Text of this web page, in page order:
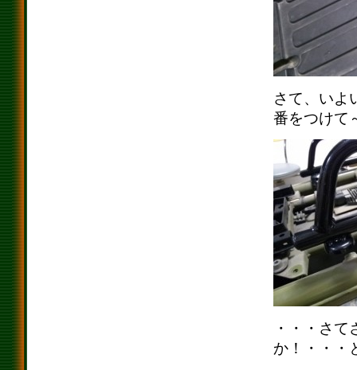
さて、いよ
番をつけて
・・・さ
か！・・・